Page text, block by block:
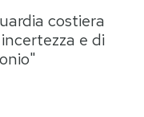
Idee
Boomer!
costiera
e di